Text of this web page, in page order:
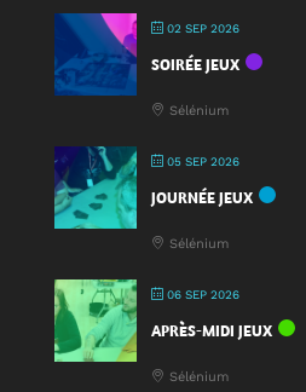
02 SEP 2026
SOIRÉE JEUX
Sélénium
05 SEP 2026
JOURNÉE JEUX
Sélénium
06 SEP 2026
APRÈS-MIDI JEUX
Sélénium